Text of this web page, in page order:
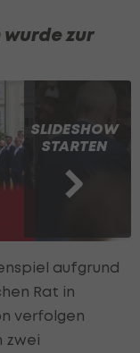
wurde zur
SLIDESHOW
STARTEN
aufgrund
Rat in
verfolgen
zwei